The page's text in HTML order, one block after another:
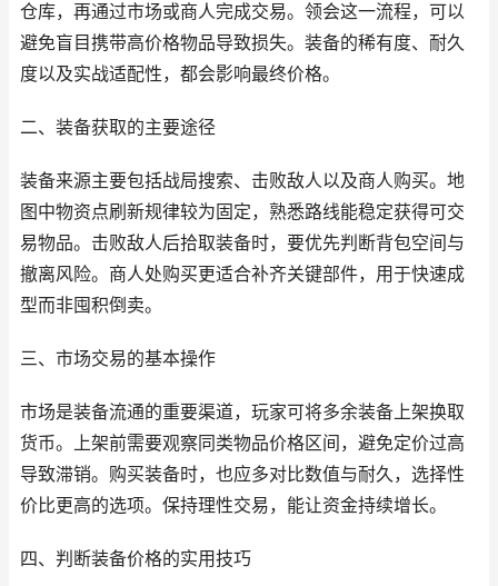
仓库，再通过市场或商人完成交易。领会这一流程，可以
避免盲目携带高价格物品导致损失。装备的稀有度、耐久
度以及实战适配性，都会影响最终价格。
二、装备获取的主要途径
装备来源主要包括战局搜索、击败敌人以及商人购买。地
图中物资点刷新规律较为固定，熟悉路线能稳定获得可交
易物品。击败敌人后拾取装备时，要优先判断背包空间与
撤离风险。商人处购买更适合补齐关键部件，用于快速成
型而非囤积倒卖。
三、市场交易的基本操作
市场是装备流通的重要渠道，玩家可将多余装备上架换取
货币。上架前需要观察同类物品价格区间，避免定价过高
导致滞销。购买装备时，也应多对比数值与耐久，选择性
价比更高的选项。保持理性交易，能让资金持续增长。
四、判断装备价格的实用技巧